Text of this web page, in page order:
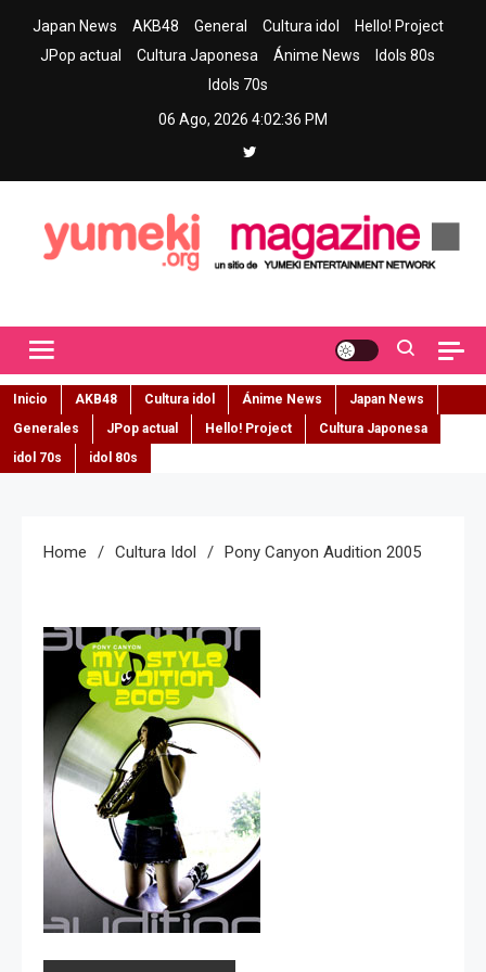
Japan News AKB48 General Cultura idol
Hello! Project
JPop actual
Cultura Japonesa Ánime News
Idols 80s
Idols 70s
06 Ago, 2026 4:02:37 PM
Inicio AKB48 Cultura idol Ánime News
Japan News
Generales
JPop actual Hello! Project
Cultura Japonesa
idol 70s
idol 80s
Home Cultura Idol Pony Canyon Audition 2005